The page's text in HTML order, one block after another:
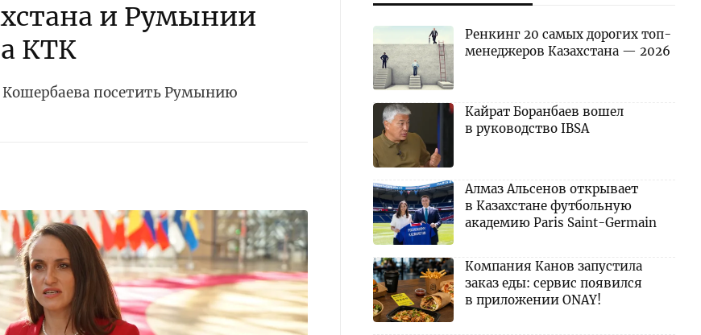
и Румынии
КТК
посетить Румынию
Ренкинг 20 самых дорогих топ-
менеджеров Казахстана — 2026
Кайрат Боранбаев вошел
в руководство IBSA
Алмаз Альсенов открывает
в Казахстане футбольную
академию Paris Saint-Germain
Компания Канов запустила
заказ еды: сервис появился
в приложении ONAY!